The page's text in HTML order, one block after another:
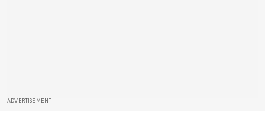
ADVERTISEMENT